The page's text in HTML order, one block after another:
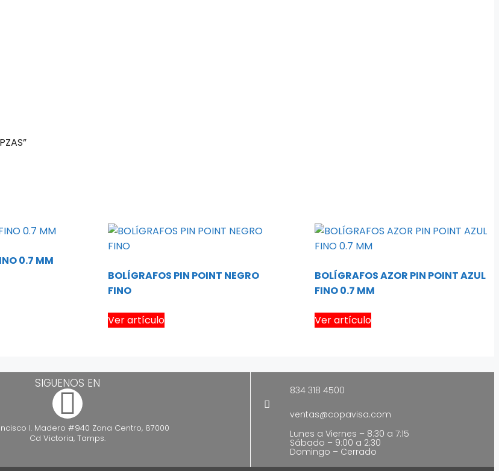
0.7 MM
BOLÍGRAFOS PIN POINT NEGRO
FINO
Ver artículo
BOLÍGRAFOS AZOR PIN POINT AZUL
FINO 0.7 MM
Ver artículo
SIGUENOS EN
I. Madero #940 Zona Centro, 87000
Cd Victoria, Tamps.
834 318 4500
ventas@copavisa.com
Lunes a Viernes – 8:30 a 7:15
Sábado – 9:00 a 2:30
Domingo – Cerrado